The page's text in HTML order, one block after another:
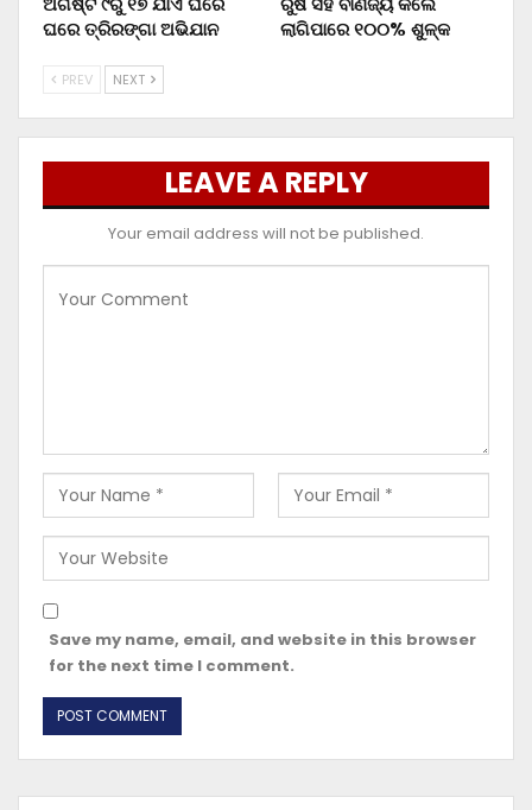
ଘରେ ତ୍ରିରଙ୍ଗା ଅଭିଯାନ
ଲାଗିପାରେ ୧୦୦% ଶୁଳ୍କ
PREV NEXT
LEAVE A REPLY
Your email address will not be published.
Save my name, email, and website in this browser
for the next time I comment.